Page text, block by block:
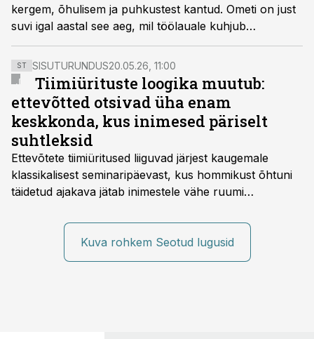
kergem, õhulisem ja puhkustest kantud. Ometi on just
suvi igal aastal see aeg, mil töölauale kuhjub
tavapärasest rohkem ülesandeid, sest paljud kolleegid
on puhkusel.
ST SISUTURUNDUS20.05.26, 11:00
Tiimiürituste loogika muutub:
ettevõtted otsivad üha enam
keskkonda, kus inimesed päriselt
suhtleksid
Ettevõtete tiimiüritused liiguvad järjest kaugemale
klassikalisest seminaripäevast, kus hommikust õhtuni
täidetud ajakava jätab inimestele vähe ruumi
räägitakse, miks otsivad ettevõtted üha enam paikasid,
kus keskkond ise aitaks inimesed töörežiimist välja
tuua ning looks võimaluse rahulikumaks ja
Kuva rohkem Seotud lugusid